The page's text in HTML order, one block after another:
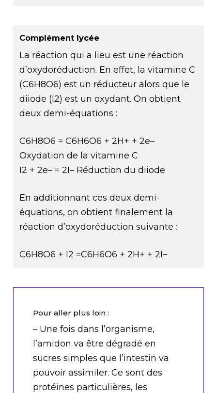
Complément lycée
La réaction qui a lieu est une réaction
d’oxydoréduction. En effet, la vitamine C
(C6H8O6) est un réducteur alors que le
diiode (I2) est un oxydant. On obtient
deux demi-équations :
C6H8O6 = C6H6O6 + 2H+ + 2e–
Oxydation de la vitamine C
I2 + 2e– = 2I– Réduction du diiode
En additionnant ces deux demi-
équations, on obtient finalement la
réaction d’oxydoréduction suivante :
C6H8O6 + I2 =C6H6O6 + 2H+ + 2I–
Pour aller plus loin :
– Une fois dans l’organisme,
l’amidon va être dégradé en
sucres simples que l’intestin va
pouvoir assimiler. Ce sont des
protéines particulières, les